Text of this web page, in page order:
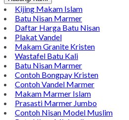
Kijing Makam Islam
Batu Nisan Marmer
Daftar Harga Batu Nisan
Plakat Vandel
Makam Granite Kristen
Wastafel Batu Kali
Batu Nisan Marmer
Contoh Bongpay Kristen
Contoh Vandel Marmer
Makam Marmer Islam
Prasasti Marmer Jumbo
Contoh Nisan Model Muslim